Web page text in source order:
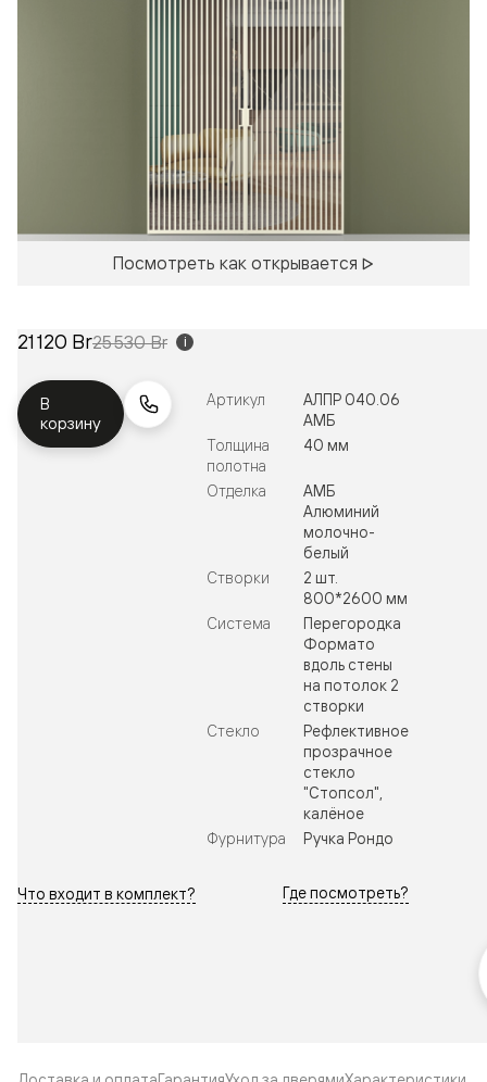
Посмотреть как открывается
21 120 Br25 530 Br i
В
корзину
Артикул
АЛПР 040.06
АМБ
Толщина
полотна
40 мм
Отделка
АМБ
Алюминий
молочно-
белый
Створки
2 шт.
800*2600 мм
Система
Перегородка
Формато
вдоль стены
на потолок 2
створки
Стекло
Рефлективное
прозрачное
стекло
"Стопсол",
калёное
Фурнитура
Ручка Рондо
Что входит в комплект? Где посмотреть?